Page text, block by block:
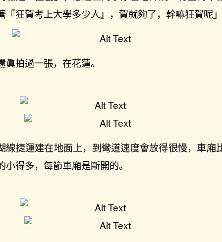
『狂賀考上大學多少人』，賀就夠了，幹嘛狂賀呢
眞拍過一張，在花蓮。
線捷運建在地面上，到彎道速度會放得很慢，車廂
小得多，每節車廂是斷開的。